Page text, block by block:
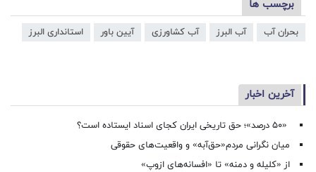
برچسب ها
بحران آب آب البرز آب کشاورزی آیین باور استانداری البرز
آخرین اخبار
«۵۰ درصد»؛ حق تاریخی ایران کجای اسناد ایستاده است؟
میان نگرانی مردم«حق‌آبه» و واقعیت‌های حقوقی
از «کلیله و دمنه» تا «افسانه‌های ازوپ»